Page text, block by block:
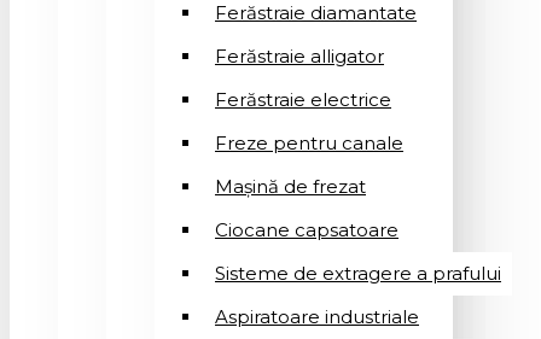
Ferăstraie diamantate
Ferăstraie alligator
Ferăstraie electrice
Freze pentru canale
Mașină de frezat
Ciocane capsatoare
Sisteme de extragere a prafului
Aspiratoare industriale